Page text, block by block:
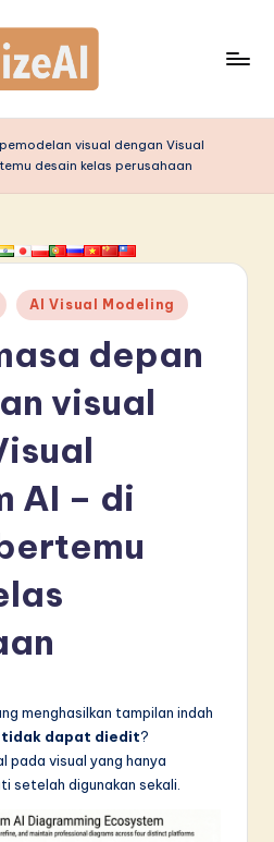
visual dengan Visual
desain kelas perusahaan
AI Visual Modeling
depan
visual
AI – di
menghasilkan tampilan indah
dapat diedit?
pada visual yang hanya
setelah digunakan sekali.